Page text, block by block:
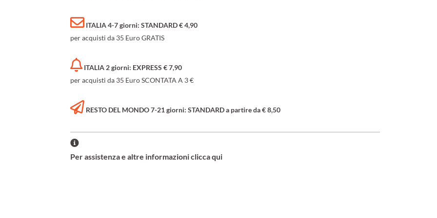
ITALIA 4-7 giorni: STANDARD € 4,90
per acquisti da 35 Euro GRATIS
ITALIA 2 giorni: EXPRESS € 7,90
per acquisti da 35 Euro SCONTATA A 3 €
RESTO DEL MONDO 7-21 giorni: STANDARD a partire da € 8,50
Per assistenza e altre informazioni clicca qui